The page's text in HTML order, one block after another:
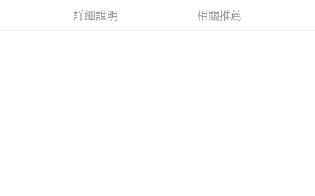
付款後全家取貨
詳細說明 相關推薦